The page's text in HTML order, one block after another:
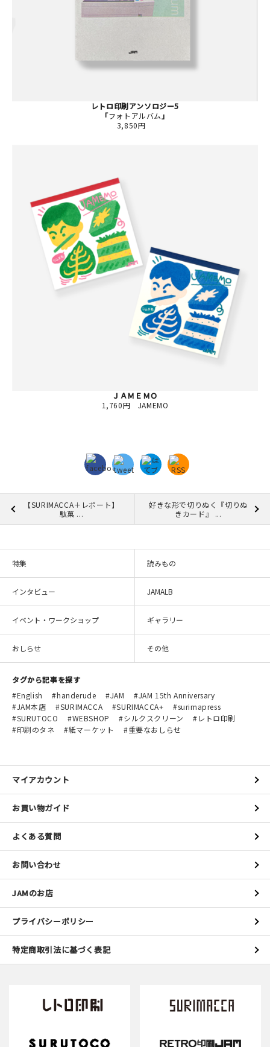
レトロ印刷アンソロジー5
「フォトアルバム 」
3,850円
ＪＡＭＥＭＯ
1,760円 JAMEMO
【SURIMACCA＋レポート】
駄菓 ...
好きな形で切りぬく『切りぬ
きカード』 ...
特集 読みもの
インタビュー JAMALB
イベント・ワークショップ ギャラリー
おしらせ その他
タグから記事を探す
English
handerude JAM
JAM 15th Anniversary
JAM本店
SURIMACCA SURIMACCA+
surimapress
SURUTOCO
WEBSHOP シルクスクリーン
レトロ印刷
印刷のタネ
紙マーケット 重要なおしらせ
マイアカウント
お買い物ガイド
よくある質問
お問い合わせ
JAMのお店
プライバシーポリシー
特定商取引法に基づく表記